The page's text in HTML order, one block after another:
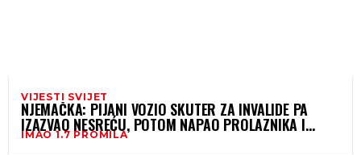
VIJESTI SVIJET
NJEMAČKA: PIJANI VOZIO SKUTER ZA INVALIDE PA
IZAZVAO NESREĆU, POTOM NAPAO PROLAZNIKA I
POLICIJU
IMAO 1.7 PROMILA